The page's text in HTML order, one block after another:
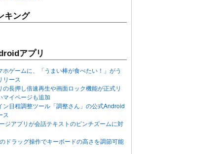
キング
アプリ
ホゲームに、「うまい棒が食べたい！」がう
リース
の長押し倍速再生や画面ロック機能が正式リ
マイページも追加
ン日程調整ツール「調整さん」の公式Android
ス
ジアプリが会話テキストのピンチズームに対
ドラッグ操作でキーボードの高さを調節可能